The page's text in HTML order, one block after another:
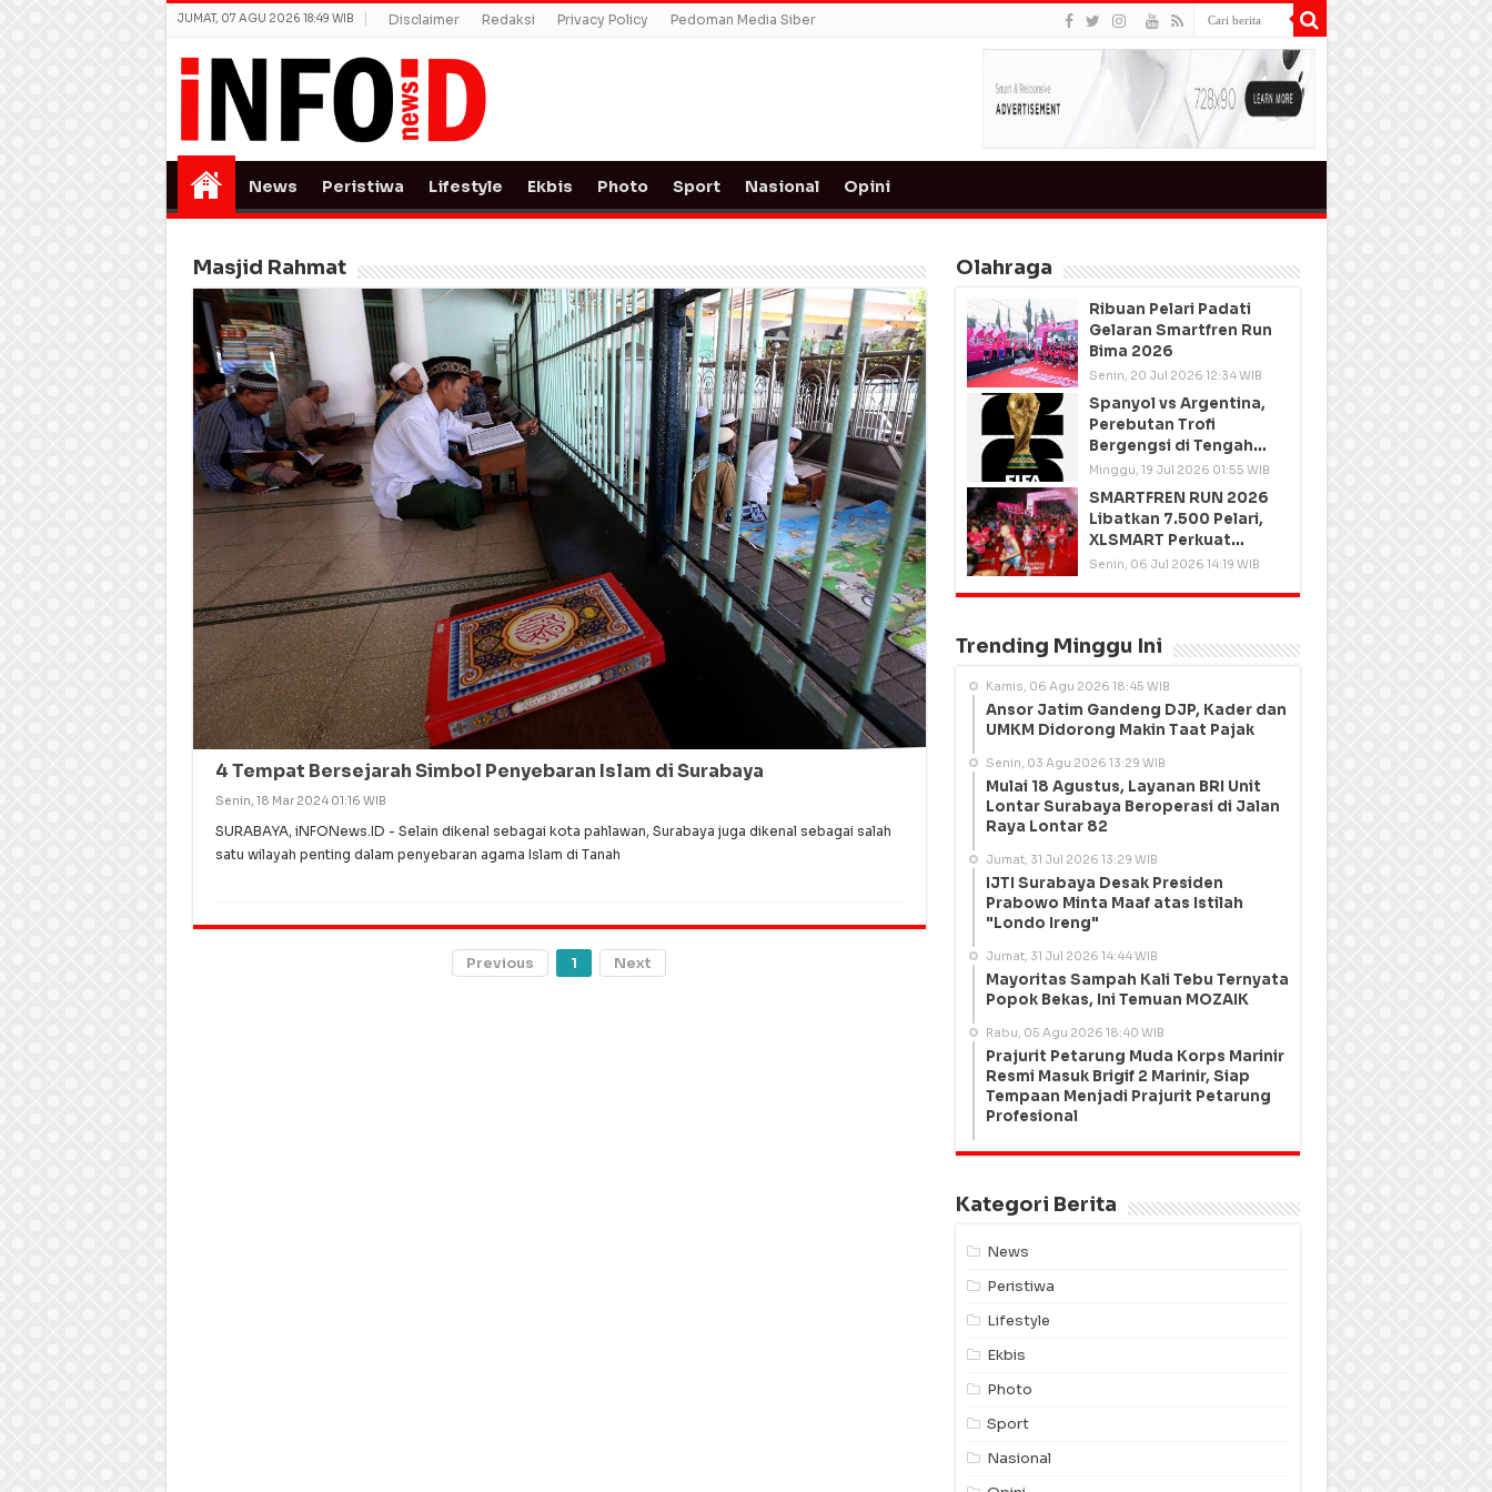
JUMAT, 07 AGU 2026 18:49 WIB Disclaimer Redaksi Privacy Policy Pedoman Media Siber
News Peristiwa Lifestyle Ekbis Photo Sport Nasional Opini
Masjid Rahmat
4 Tempat Bersejarah Simbol Penyebaran Islam di Surabaya
Senin, 18 Mar 2024 01:16 WIB
SURABAYA, iNFONews.ID - Selain dikenal sebagai kota pahlawan, Surabaya juga dikenal sebagai salah
satu wilayah penting dalam penyebaran agama Islam di Tanah
Previous 1 Next
Olahraga
Ribuan Pelari Padati
Gelaran Smartfren Run
Bima 2026
Senin, 20 Jul 2026 12:34 WIB
Spanyol vs Argentina,
Perebutan Trofi
Bergengsi di Tengah
Semangat Persatuan
Minggu, 19 Jul 2026 01:55 WIB
SMARTFREN RUN 2026
Libatkan 7.500 Pelari,
XLSMART Perkuat
Kedekatan dengan
Senin, 06 Jul 2026 14:19 WIB
Trending Minggu Ini
Kamis, 06 Agu 2026 18:45 WIB
Ansor Jatim Gandeng DJP, Kader dan
UMKM Didorong Makin Taat Pajak
Senin, 03 Agu 2026 13:29 WIB
Mulai 18 Agustus, Layanan BRI Unit
Lontar Surabaya Beroperasi di Jalan
Raya Lontar 82
Jumat, 31 Jul 2026 13:29 WIB
IJTI Surabaya Desak Presiden
Prabowo Minta Maaf atas Istilah
"Londo Ireng"
Jumat, 31 Jul 2026 14:44 WIB
Mayoritas Sampah Kali Tebu Ternyata
Popok Bekas, Ini Temuan MOZAIK
Rabu, 05 Agu 2026 18:40 WIB
Prajurit Petarung Muda Korps Marinir
Resmi Masuk Brigif 2 Marinir, Siap
Tempaan Menjadi Prajurit Petarung
Profesional
Kategori Berita
News
Peristiwa
Lifestyle
Ekbis
Photo
Sport
Nasional